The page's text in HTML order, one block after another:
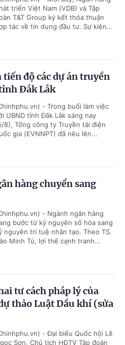
triển Việt Nam (VDB) và Tập
T&T Group ký kết thỏa thuận
tác về tín dụng đầu tư. Sự kiện...
độ các dự án truyền
Đắk Lắk
- Trong buổi làm việc
UBND tỉnh Đắk Lắk sáng nay
8), Tổng công ty Truyền tải điện
gia (EVNNPT) đã nêu lên...
hàng chuyển sang
- Ngành ngân hàng
bước từ kỷ nguyên số hóa sang
nguyên trí tuệ nhân tạo. Theo TS.
Minh Tú, lợi thế cạnh tranh...
tư cách pháp lý của
thảo Luật Dầu khí (sửa
- Đại biểu Quốc hội Lê
Sơn, Chủ tịch HĐTV Tập đoàn